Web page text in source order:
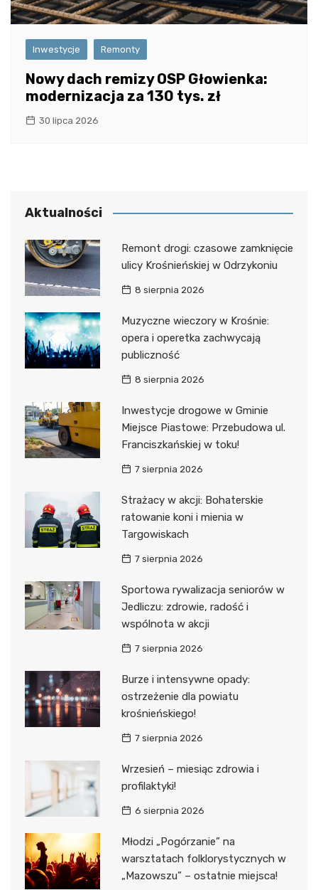
Inwestycje Remonty
Nowy dach remizy OSP Głowienka:
modernizacja za 130 tys. zł
30 lipca 2026
Aktualności
Remont drogi: czasowe zamknięcie
ulicy Krośnieńskiej w Odrzykoniu
8 sierpnia 2026
Muzyczne wieczory w Krośnie:
opera i operetka zachwycają
publiczność
8 sierpnia 2026
Inwestycje drogowe w Gminie
Miejsce Piastowe: Przebudowa ul.
Franciszkańskiej w toku!
7 sierpnia 2026
Strażacy w akcji: Bohaterskie
ratowanie koni i mienia w
Targowiskach
7 sierpnia 2026
Sportowa rywalizacja seniorów w
Jedliczu: zdrowie, radość i
wspólnota w akcji
7 sierpnia 2026
Burze i intensywne opady:
ostrzeżenie dla powiatu
krośnieńskiego!
7 sierpnia 2026
Wrzesień – miesiąc zdrowia i
profilaktyki!
6 sierpnia 2026
Młodzi „Pogórzanie” na
warsztatach folklorystycznych w
„Mazowszu” – ostatnie miejsca!